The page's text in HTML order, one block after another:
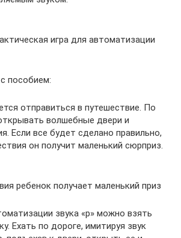
игра для автоматизации
пособием:
отправиться в путешествие. По
волшебные двери и
Если все будет сделано правильно,
он получит маленький сюрприз.
ребенок получает маленький приз
звука «р» можно взять
Ехать по дороге, имитируя звук